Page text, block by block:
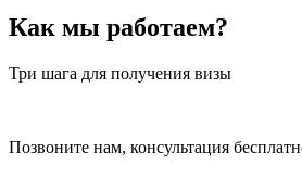
Как мы работаем?
Три шага для получения визы
Позвоните нам, консультация